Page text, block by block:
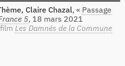
Claire Chazal, « Passage
5, 18 mars 2021
Les Damnés de la Commune